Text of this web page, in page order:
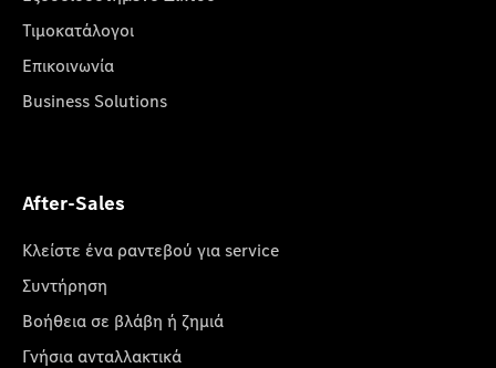
Τιμοκατάλογοι
Επικοινωνία
Business Solutions
After-Sales
Κλείστε ένα ραντεβού για service
Συντήρηση
Βοήθεια σε βλάβη ή ζημιά
Γνήσια ανταλλακτικά